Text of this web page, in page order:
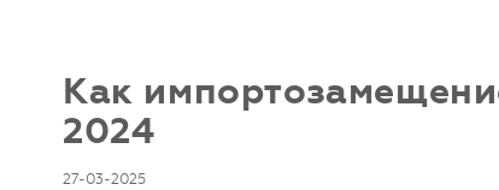
Как
2024
27-03-2025